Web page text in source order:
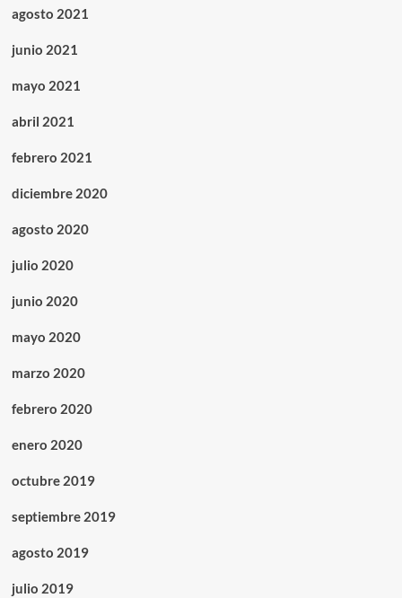
agosto 2021
junio 2021
mayo 2021
abril 2021
febrero 2021
diciembre 2020
agosto 2020
julio 2020
junio 2020
mayo 2020
marzo 2020
febrero 2020
enero 2020
octubre 2019
septiembre 2019
agosto 2019
julio 2019